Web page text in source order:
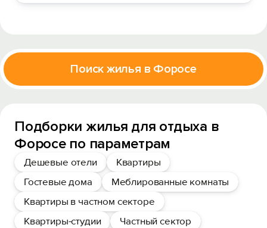
Поиск жилья в Форосе
Подборки жилья для отдыха в
Форосе по параметрам
Дешевые отели
Квартиры
Гостевые дома
Меблированные комнаты
Квартиры в частном секторе
Квартиры-студии
Частный сектор